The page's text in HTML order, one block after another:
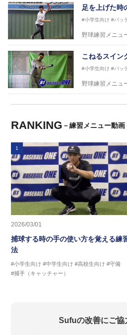
足を上げた時
#小学生向け #バッ
野球練習メニュ
こねるスイン
#小学生向け #バッ
野球練習メニュ
RANKING －練習メニュー動画
1
2026/03/01
捕球する時の手の使い方を覚える練
法
#小学生向け #中学生向け #高校生向け #守備
#捕手（キャッチャー）
Sufuの改善にご協